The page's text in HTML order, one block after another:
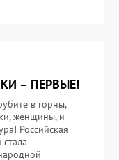
– ПЕРВЫЕ!
в горны,
женщины, и
Российская